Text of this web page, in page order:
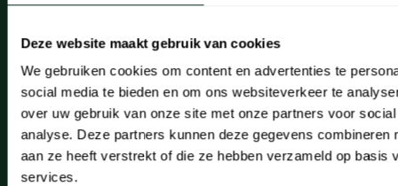
Deze website maakt gebruik van cookies
We gebruiken cookies om content en advertenties te
social media te bieden en om ons websiteverkeer te
over uw gebruik van onze site met onze partners voor
analyse. Deze partners kunnen deze gegevens combineren
aan ze heeft verstrekt of die ze hebben verzameld op basis
services.
Leiderdorp
Lisse
Noordwijk